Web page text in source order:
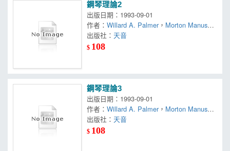
鋼琴理論2
出版日期：1993-09-01
作者：Willard A. Palmer ， Morton Manus，
Amanda Vick Lethco
出版社：
$ 108
鋼琴理論3
出版日期：1993-09-01
作者：Willard A. Palmer ， Morton Manus，
Amanda Vick Lethco
出版社：
$ 108